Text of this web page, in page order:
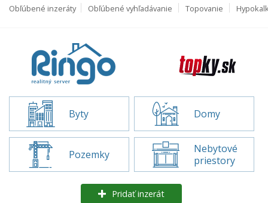
Obľúbené inzeráty Obľúbené vyhľadávanie Topovanie
Byty Domy
Pozemky
Nebytové
priestory
Pridať inzerát